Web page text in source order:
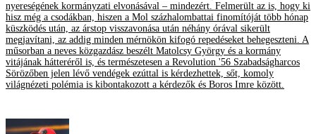
nyereségének kormányzati elvonásával – mindezért. Felmerült az is, hogy ki
hisz még a csodákban, hiszen a Mol százhalombattai finomítóját több hónap
küszködés után, az árstop visszavonása után néhány órával sikerült
megjavítani, az addig minden mérnökön kifogó repedéseket behegeszteni. A
műsorban a neves közgazdász beszélt Matolcsy György és a kormány
vitájának hátteréről is, és természetesen a Revolution '56 Szabadságharcos
Sörözőben jelen lévő vendégek ezúttal is kérdezhettek, sőt, komoly
világnézeti polémia is kibontakozott a kérdezők és Boros Imre között.